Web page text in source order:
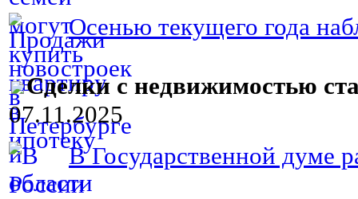
Осенью текущего года
Сделки с недвижимостью
07.11.2025
В Государственной думе